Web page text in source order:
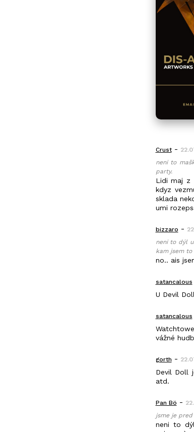
Crust-
neni to
party.
Lidi maj z
kdyz
sklada
umi
bizzaro -
neni to dýl
kam jsem to
no.. ais
satancalous
U Devil
satancalous
vážné
gorth -
Devil Doll
atd.
Pan Bö -
jsme je pred
neni to